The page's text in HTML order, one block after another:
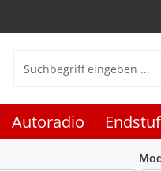
Autoradio